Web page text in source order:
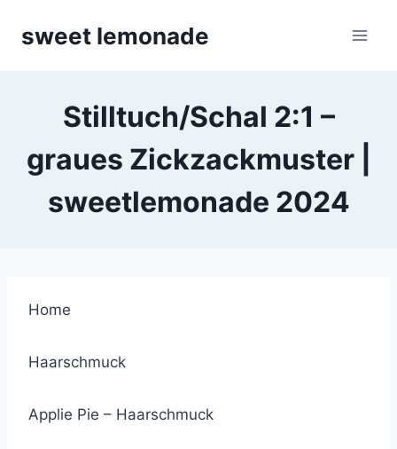
sweet lemonade
Stilltuch/Schal 2:1 –
graues Zickzackmuster |
sweetlemonade 2024
Home
Haarschmuck
Applie Pie – Haarschmuck